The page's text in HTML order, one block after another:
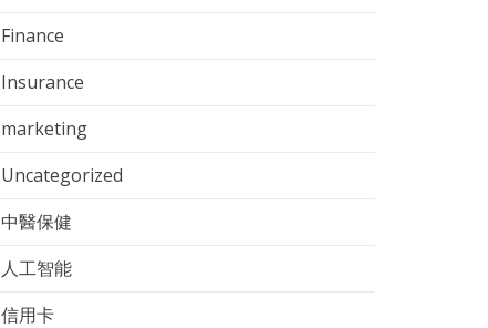
Finance
Insurance
marketing
Uncategorized
中醫保健
人工智能
信用卡